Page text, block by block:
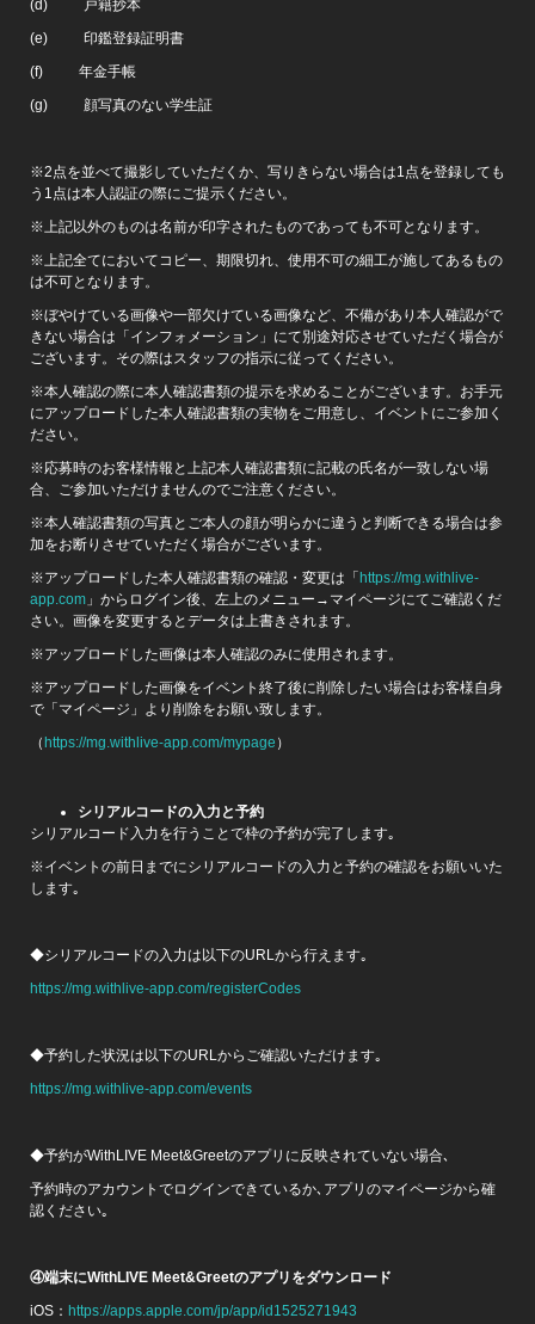
(d) 戸籍抄本
(e) 印鑑登録証明書
(f) 年金手帳
(g) 顔写真のない学生証
※2点を並べて撮影していただくか、写りきらない場合は1点を登録しても
う1点は本人認証の際にご提示ください。
※上記以外のものは名前が印字されたものであっても不可となります。
※上記全てにおいてコピー、期限切れ、使用不可の細工が施してあるもの
は不可となります。
※ぼやけている画像や一部欠けている画像など、不備があり本人確認がで
きない場合は「インフォメーション」にて別途対応させていただく場合が
ございます。その際はスタッフの指示に従ってください。
※本人確認の際に本人確認書類の提示を求めることがございます。お手元
にアップロードした本人確認書類の実物をご用意し、イベントにご参加く
ださい。
※応募時のお客様情報と上記本人確認書類に記載の氏名が一致しない場
合、ご参加いただけませんのでご注意ください。
※本人確認書類の写真とご本人の顔が明らかに違うと判断できる場合は参
加をお断りさせていただく場合がございます。
※アップロードした本人確認書類の確認・変更は「https://mg.withlive-
app.com 」からログイン後、左上のメニュー→マイページにてご確認くだ
さい。画像を変更するとデータは上書きされます。
※アップロードした画像は本人確認のみに使用されます。
※アップロードした画像をイベント終了後に削除したい場合はお客様自身
で「マイページ」より削除をお願い致します。
（https://mg.withlive-app.com/mypage ）
シリアルコードの入力と予約
シリアルコード入力を行うことで枠の予約が完了します｡
※イベントの前日までにシリアルコードの入力と予約の確認をお願いいた
します｡
◆シリアルコードの入力は以下のURLから行えます｡
https://mg.withlive-app.com/registerCodes
◆予約した状況は以下のURLからご確認いただけます｡
https://mg.withlive-app.com/events
◆予約がWithLIVE Meet&Greetのアプリに反映されていない場合､
予約時のアカウントでログインできているか､アプリのマイページから確
認ください｡
④端末にWithLIVE Meet&Greetのアプリをダウンロード
iOS： https://apps.apple.com/jp/app/id1525271943